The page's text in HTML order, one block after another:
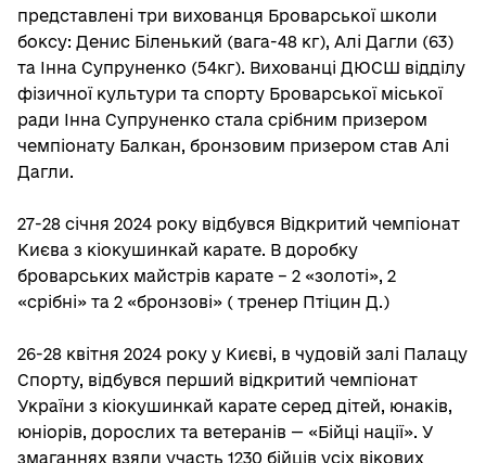
представлені три вихованця Броварської школи
боксу: Денис Біленький (вага-48 кг), Алі Дагли (63)
та Інна Супруненко (54кг). Вихованці ДЮСШ відділу
фізичної культури та спорту Броварської міської
ради Інна Супруненко стала срібним призером
чемпіонату Балкан, бронзовим призером став Алі
Дагли.
27-28 січня 2024 року відбувся Відкритий чемпіонат
Києва з кіокушинкай карате. В доробку
броварських майстрів карате – 2 «золоті», 2
«срібні» та 2 «бронзові» ( тренер Птіцин Д.)
26-28 квітня 2024 року у Києві, в чудовій залі Палацу
Спорту, відбувся перший відкритий чемпіонат
України з кіокушинкай карате серед дітей, юнаків,
юніорів, дорослих та ветеранів — «Бійці нації». У
змаганнях взяли участь 1230 бійців усіх вікових